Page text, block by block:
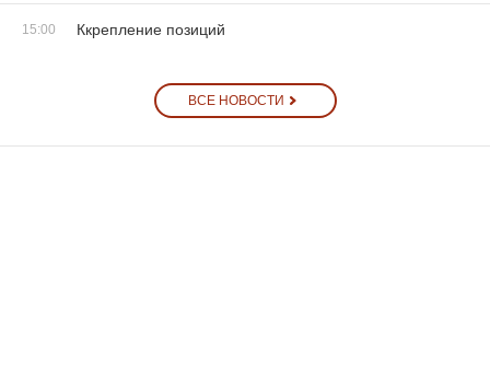
15:00 Ккрепление позиций
ВСЕ НОВОСТИ